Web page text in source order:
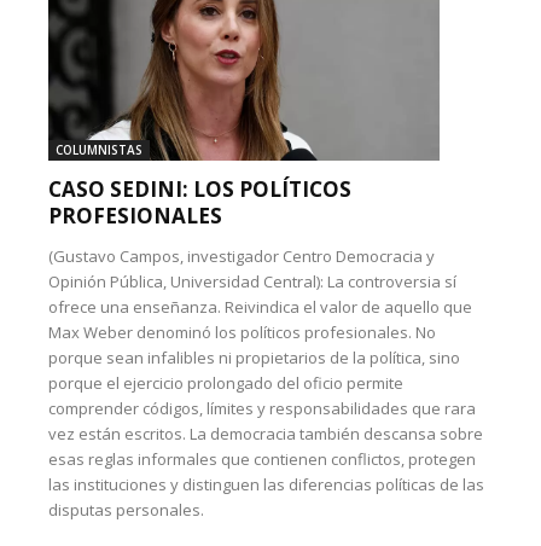
COLUMNISTAS
CASO SEDINI: LOS POLÍTICOS
PROFESIONALES
(Gustavo Campos, investigador Centro Democracia y
Opinión Pública, Universidad Central): La controversia sí
ofrece una enseñanza. Reivindica el valor de aquello que
Max Weber denominó los políticos profesionales. No
porque sean infalibles ni propietarios de la política, sino
porque el ejercicio prolongado del oficio permite
comprender códigos, límites y responsabilidades que rara
vez están escritos. La democracia también descansa sobre
esas reglas informales que contienen conflictos, protegen
las instituciones y distinguen las diferencias políticas de las
disputas personales.